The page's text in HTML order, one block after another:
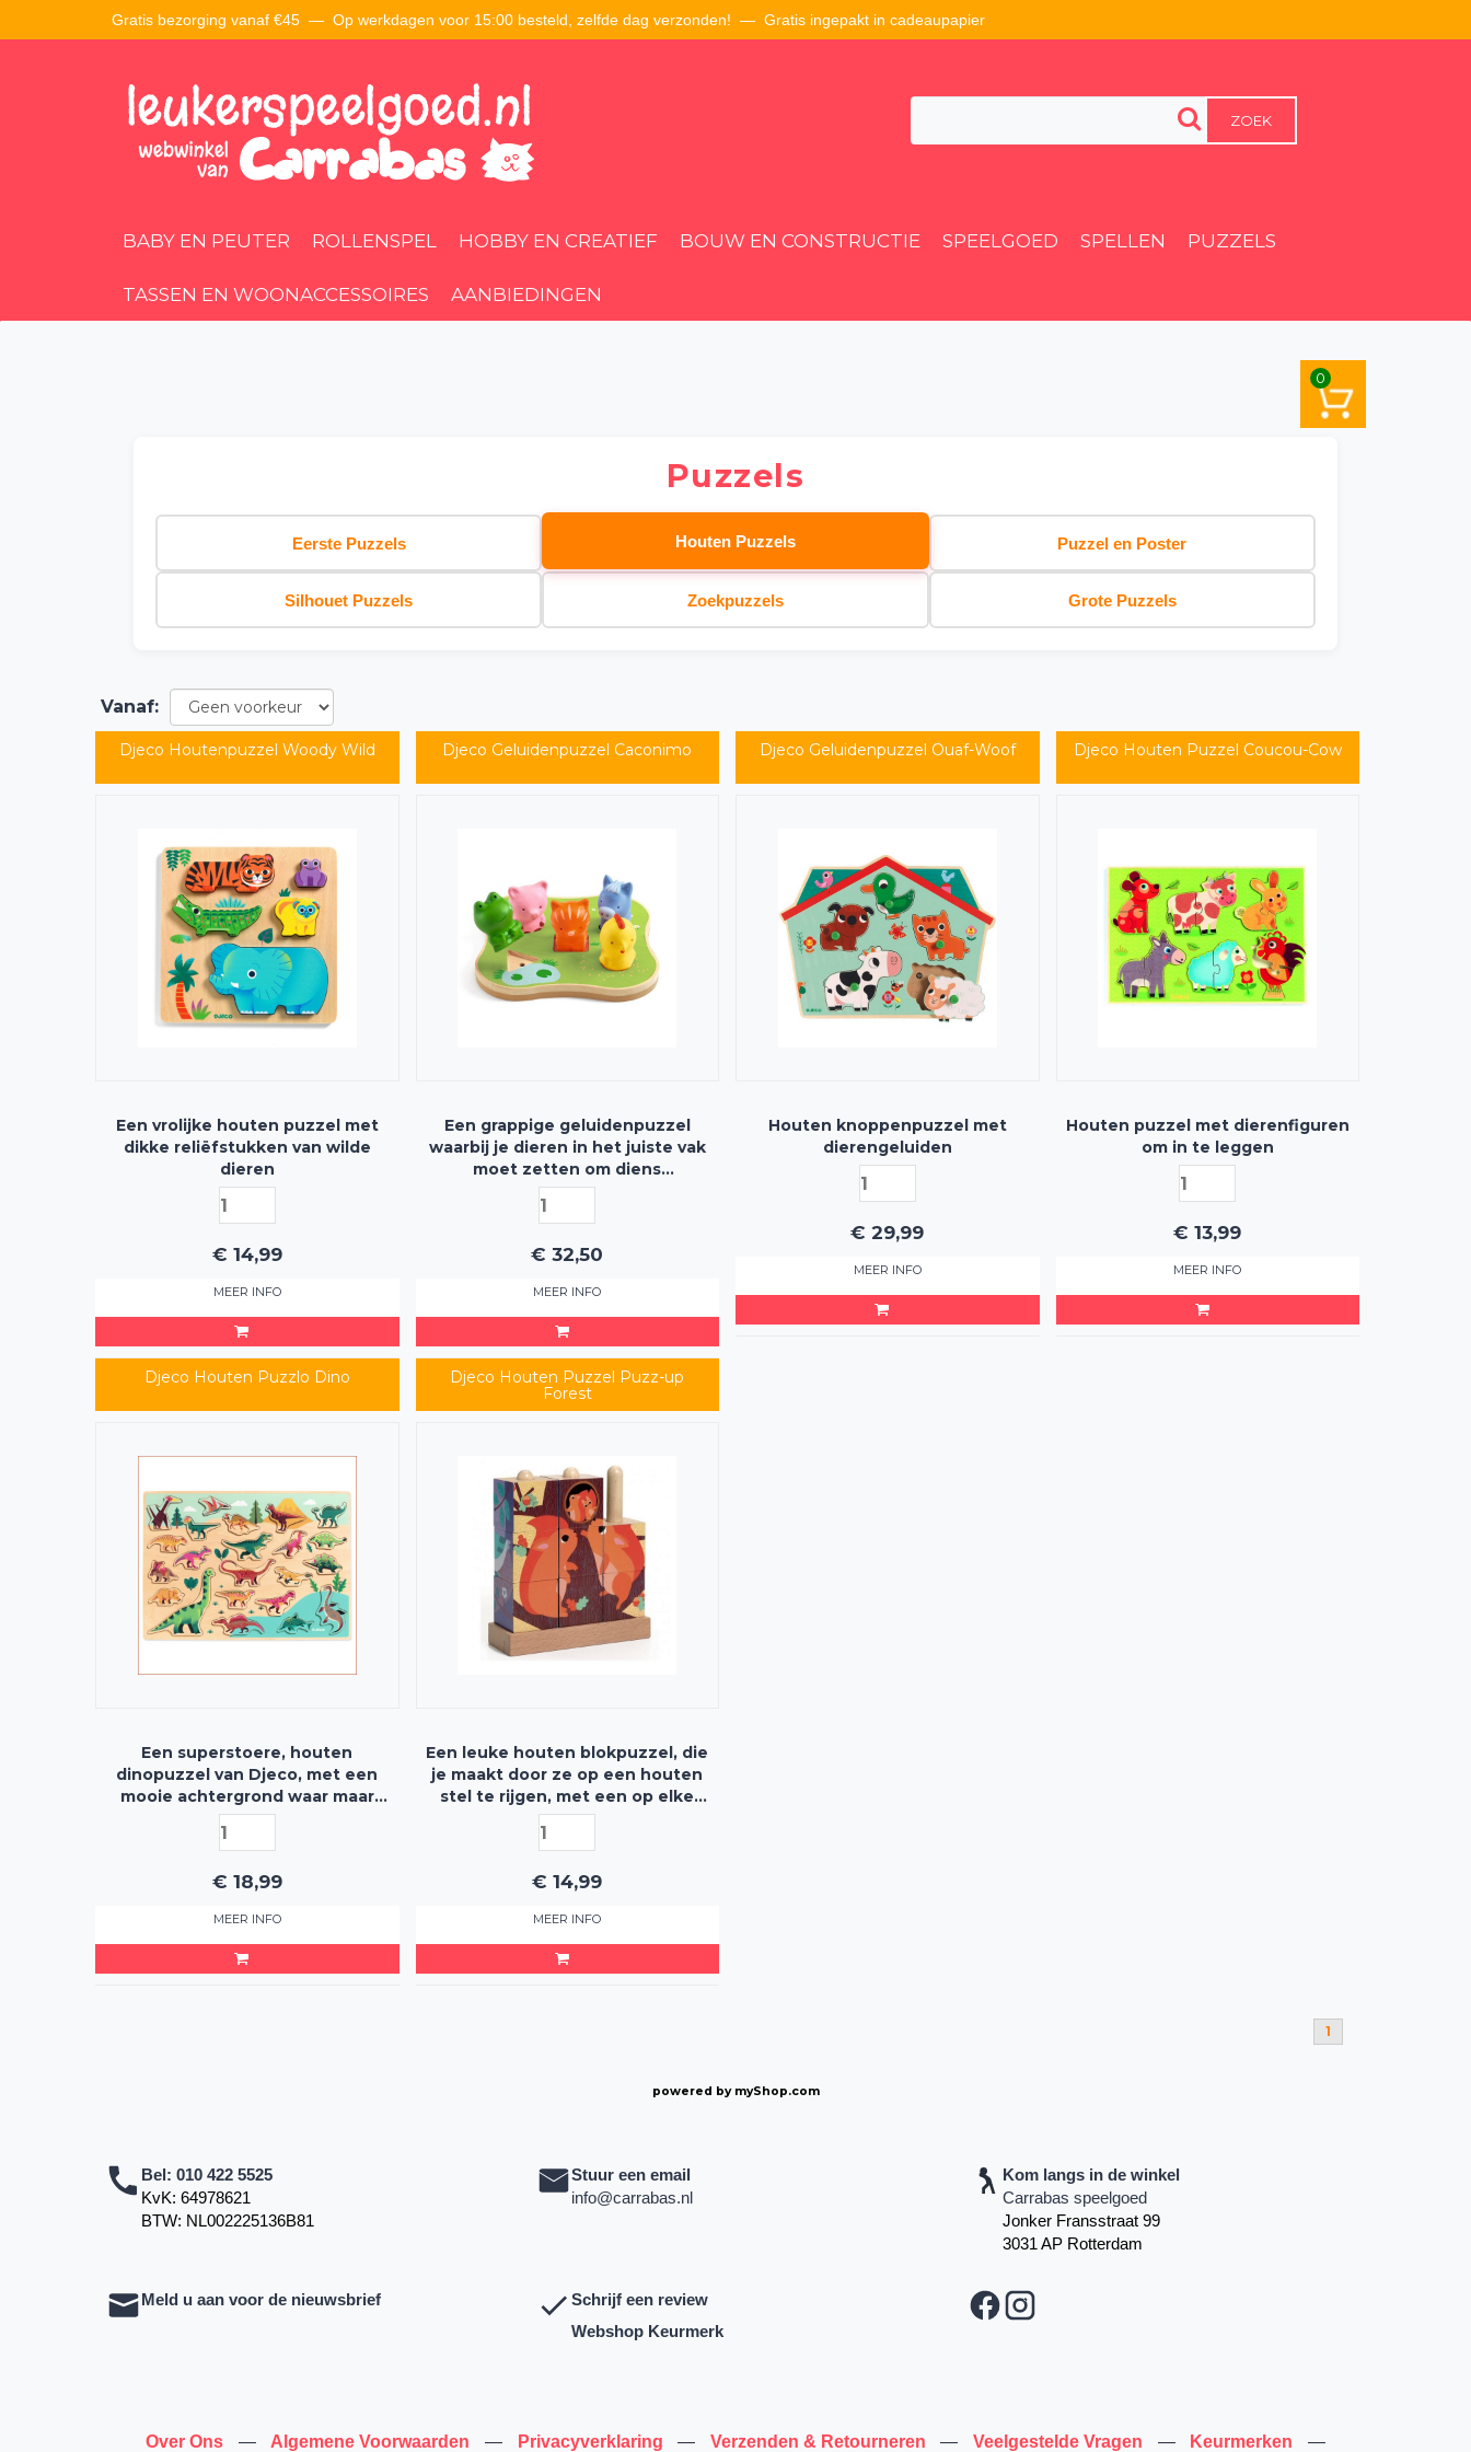
Gratis bezorging vanaf €45 — Op werkdagen voor 15:00 besteld, zelfde dag verzonden! — Gratis ingepakt in cadeaupapier
ZOEK
BABY EN PEUTER ROLLENSPEL HOBBY EN CREATIEF BOUW EN CONSTRUCTIE SPEELGOED SPELLEN PUZZELS
TASSEN EN WOONACCESSOIRES AANBIEDINGEN
0
Puzzels
Eerste Puzzels Houten Puzzels Puzzel en Poster
Silhouet Puzzels Zoekpuzzels Grote Puzzels
Vanaf:
Djeco Houtenpuzzel Woody Wild
Een vrolijke houten puzzel met
dikke reliëfstukken van wilde
dieren
€ 14,99
MEER INFO
Djeco Geluidenpuzzel Caconimo
Een grappige geluidenpuzzel
waarbij je dieren in het juiste vak
moet zetten om diens
kenmerkende geluid te horen
€32,50
MEER INFO
Djeco Geluidenpuzzel Ouaf-Woof
Houten knoppenpuzzel met
dierengeluiden
€29,99
MEER INFO
Djeco Houten Puzzel Coucou-Cow
Houten puzzel met dierenfiguren
om in te leggen
€13,99
MEER INFO
Djeco Houten Puzzlo Dino
Een superstoere, houten
dinopuzzel van Djeco, met een
mooie achtergrond waar maar
liefst 22 puzzelstukjes in de vorm
van dino's in passen
€ 18,99
MEER INFO
Djeco Houten Puzzel Puzz-up
Forest
Een leuke houten blokpuzzel, die
je maakt door ze op een houten
stel te rijgen, met een op elke
zijde een ander plaatje van lieve
bosdieren
€14,99
MEER INFO
1
powered by myShop.com
Bel: 010 422 5525
KvK: 64978621
BTW: NL002225136B81
Stuur een email
info@carrabas.nl
Kom langs in de winkel
Carrabas speelgoed
Jonker Fransstraat 99
3031 AP Rotterdam
Meld u aan voor de nieuwsbrief
Schrijf een review
Webshop Keurmerk
Over Ons — Algemene Voorwaarden — Privacyverklaring — Verzenden & Retourneren — Veelgestelde Vragen — Keurmerken —